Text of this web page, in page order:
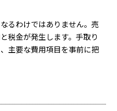
るわけではありません。売
税金が発生します。手取り
主要な費用項目を事前に把